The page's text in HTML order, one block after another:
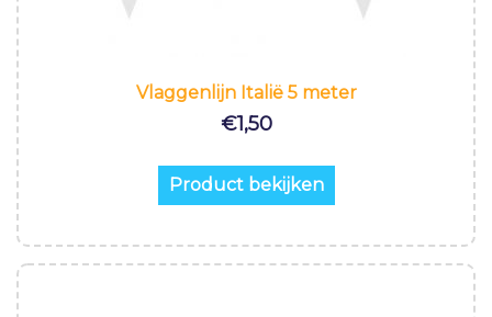
Vlaggenlijn Italië 5 meter
€1,50
Product bekijken